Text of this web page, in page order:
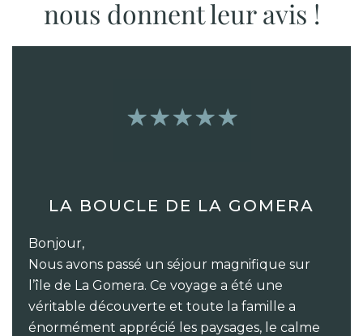
nous donnent leur avis !
LA BOUCLE DE LA GOMERA
Bonjour,
Nous avons passé un séjour magnifique sur
l’île de La Gomera. Ce voyage a été une
véritable découverte et toute la famille a
énormément apprécié les paysages, le calme